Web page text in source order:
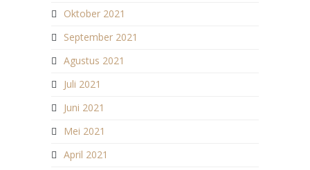
Oktober 2021
September 2021
Agustus 2021
Juli 2021
Juni 2021
Mei 2021
April 2021